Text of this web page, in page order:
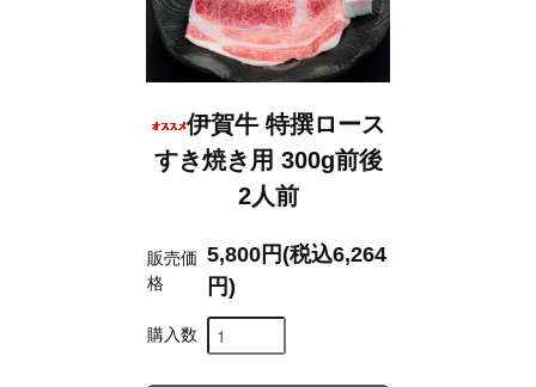
伊賀牛 特撰ロース
すき焼き用 300g前後
2人前
販売価
格
5,800円(税込6,264
円)
購入数